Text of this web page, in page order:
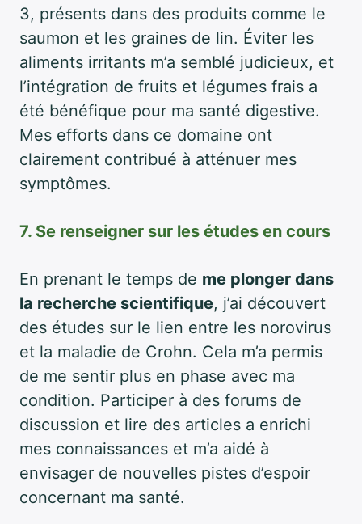
3, présents dans des produits comme le
saumon et les graines de lin. Éviter les
aliments irritants m’a semblé judicieux, et
l’intégration de fruits et légumes frais a
été bénéfique pour ma santé digestive.
Mes efforts dans ce domaine ont
clairement contribué à atténuer mes
symptômes.
7. Se renseigner sur les études en cours
En prenant le temps de me plonger dans
la recherche scientifique, j’ai découvert
des études sur le lien entre les norovirus
et la maladie de Crohn. Cela m’a permis
de me sentir plus en phase avec ma
condition. Participer à des forums de
discussion et lire des articles a enrichi
mes connaissances et m’a aidé à
envisager de nouvelles pistes d’espoir
concernant ma santé.